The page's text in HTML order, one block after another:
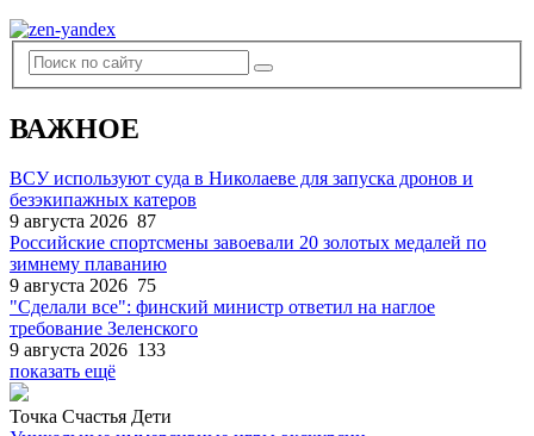
ВАЖНОЕ
ВСУ используют суда в Николаеве для запуска дронов и
безэкипажных катеров
9 августа 2026 87
Российские спортсмены завоевали 20 золотых медалей по
зимнему плаванию
9 августа 2026 75
"Сделали все": финский министр ответил на наглое
требование Зеленского
9 августа 2026 133
показать ещё
Точка Счастья Дети